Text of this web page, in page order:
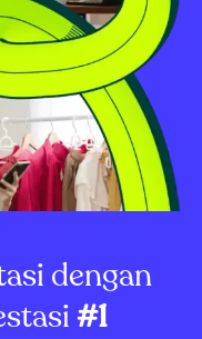
dengan
#1